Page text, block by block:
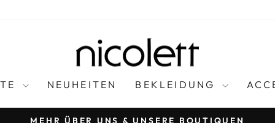
NEUHEITEN BEKLEIDUNG
MEHR ÜBER UNS & UNSERE BOUTIQUEN